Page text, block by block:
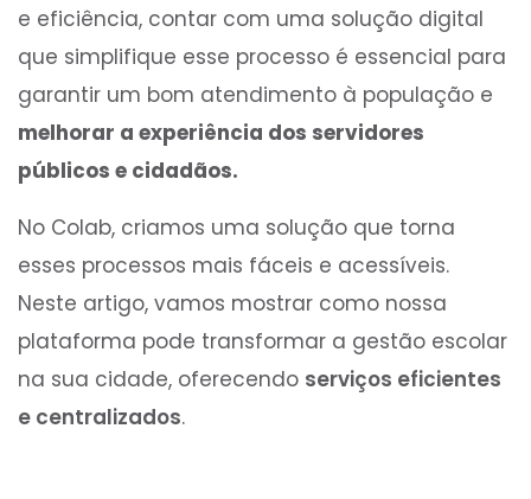
e eficiência, contar com uma solução digital
que simplifique esse processo é essencial para
garantir um bom atendimento à população e
melhorar a experiência dos servidores
públicos e cidadãos.
No Colab, criamos uma solução que torna
esses processos mais fáceis e acessíveis.
Neste artigo, vamos mostrar como nossa
plataforma pode transformar a gestão escolar
na sua cidade, oferecendo serviços eficientes
e centralizados.